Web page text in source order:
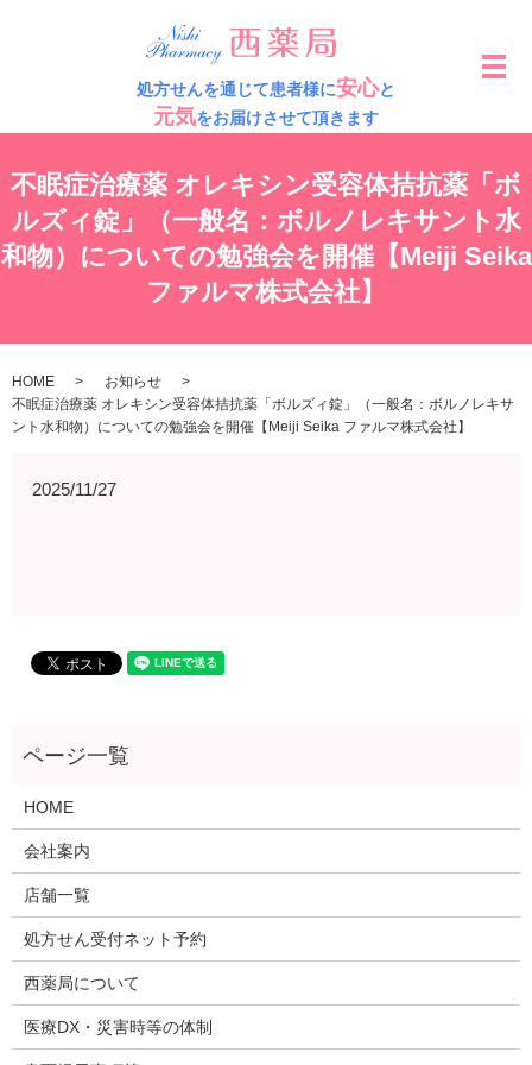
処方せんを通じて患者様に安心と
元気をお届けさせて頂きます
メ
不眠症治療薬 オレキシン受容体拮抗薬「ボ
ルズィ錠」（一般名：ボルノレキサント水
和物）についての勉強会を開催【Meiji Seika
ファルマ株式会社】
HOME
お知らせ
不眠症治療薬 オレキシン受容体拮抗薬「ボルズィ錠」（一般名：ボルノレキサ
ント水和物）についての勉強会を開催【Meiji Seika ファルマ株式会社】
2025/11/27
HOME
会社案内
店舗一覧
処方せん受付ネット予約
西薬局について
医療DX・災害時等の体制